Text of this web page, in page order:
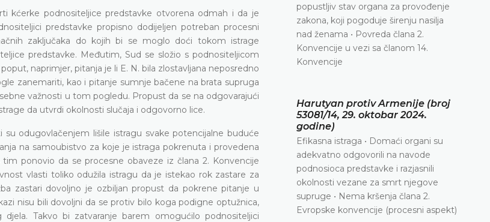
kćerke podnositeljice predstavke otvorena odmah i da je
predstavke propisno dodijeljen potreban procesni
zaključaka do kojih bi se moglo doći tokom istrage
predstavke. Međutim, Sud se složio s podnositeljicom
naprimjer, pitanja je li E. N. bila zlostavljana neposredno
zanemariti, kao i pitanje sumnje bačene na brata supruga
važnosti u tom pogledu. Propust da se na odgovarajući
da utvrdi okolnosti slučaja i odgovorno lice.
odugovlačenjem lišilе istragu svake potencijalne buduće
na samoubistvo za koje je istraga pokrenuta i provedena
ponovio da se procesne obaveze iz člana 2. Konvencije
vlasti toliko odužila istragu da je istekao rok zastare za
zastari dovoljno je ozbiljan propust da pokrene pitanje u
nisu bili dovoljni da se protiv bilo koga podigne optužnica,
Takvo bi zatvaranje barem omogućilo podnositeljici
popustljiv stav organa za provođenje
zakona, koji pogoduje širenju nasilja
nad ženama • Povreda člana 2.
Konvencije u vezi sa članom 14.
Konvencije
Harutyan protiv Armenije (broj
53081/14, 29. oktobar 2024.
godine)
Efikasna istraga • Domaći organi su
adekvatno odgovorili na navode
podnosioca predstavke i razjasnili
okolnosti vezane za smrt njegove
supruge • Nema kršenja člana 2.
Evropske konvencije (procesni aspekt)